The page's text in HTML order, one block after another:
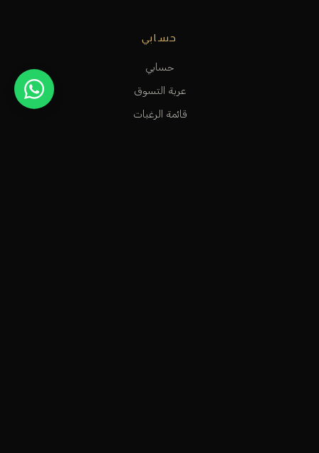
حسابي
حسابي
عربة التسوق
قائمة الرغبات